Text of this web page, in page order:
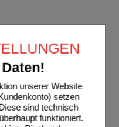
unserer Website
setzen
sind technisch
funktioniert.